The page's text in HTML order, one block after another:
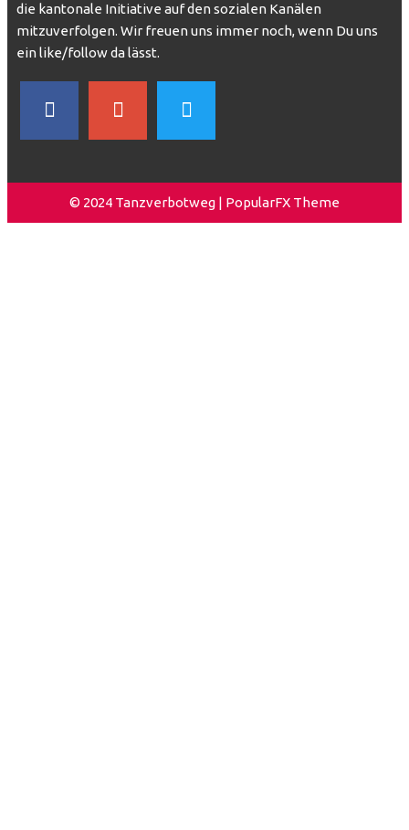
die kantonale Initiative auf den sozialen Kanälen
mitzuverfolgen. Wir freuen uns immer noch, wenn Du uns
ein like/follow da lässt.
© 2024 Tanzverbotweg | PopularFX Theme